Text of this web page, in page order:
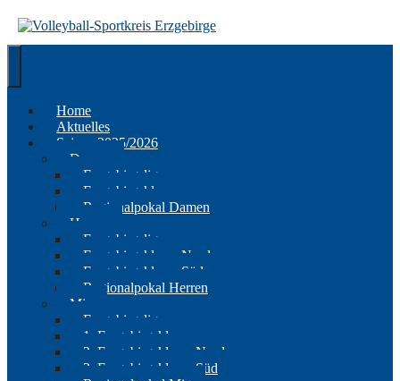
zum
Inhalt
Home
Aktuelles
Saison 2025/2026
Damen
Erzgebirgsliga
Erzgebirgsklasse
Regionalpokal Damen
Herren
Erzgebirgsliga
Erzgebirgsklasse Nord
Erzgebirgsklasse Süd
Regionalpokal Herren
Mix
Erzgebirgsliga
1. Erzgebirgsklasse
2. Erzgebirgsklasse Nord
2. Erzgebirgsklasse Süd